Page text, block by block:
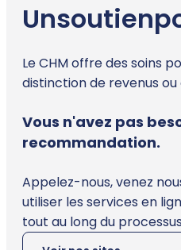
Unsoutien
Le CHM offre des soins
distinction de revenus ou
Vous n'avez pas
recommandation.
Appelez-nous, venez
utiliser les services en
tout au long du